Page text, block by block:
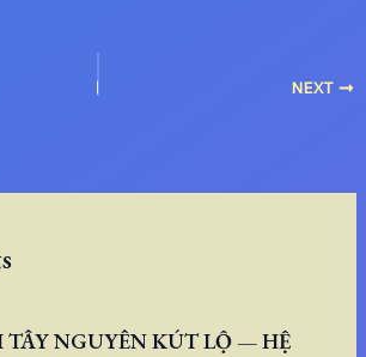
NEXT
TÂY NGUYÊN KÚT LỘ — HỆ